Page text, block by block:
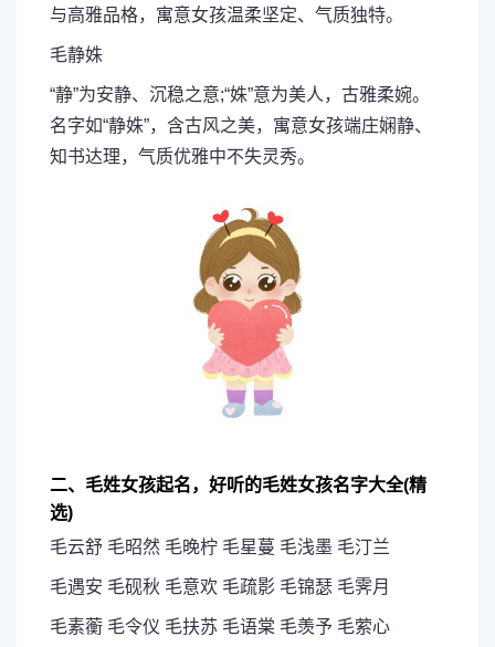
与高雅品格，寓意女孩温柔坚定、气质独特。
毛静姝
“静”为安静、沉稳之意;“姝”意为美人，古雅柔婉。
名字如“静姝”，含古风之美，寓意女孩端庄娴静、
知书达理，气质优雅中不失灵秀。
二、毛姓女孩起名，好听的毛姓女孩名字大全(精
选)
毛云舒 毛昭然 毛晚柠 毛星蔓 毛浅墨 毛汀兰
毛遇安 毛砚秋 毛意欢 毛疏影 毛锦瑟 毛霁月
毛素蘅 毛令仪 毛扶苏 毛语棠 毛羡予 毛萦心